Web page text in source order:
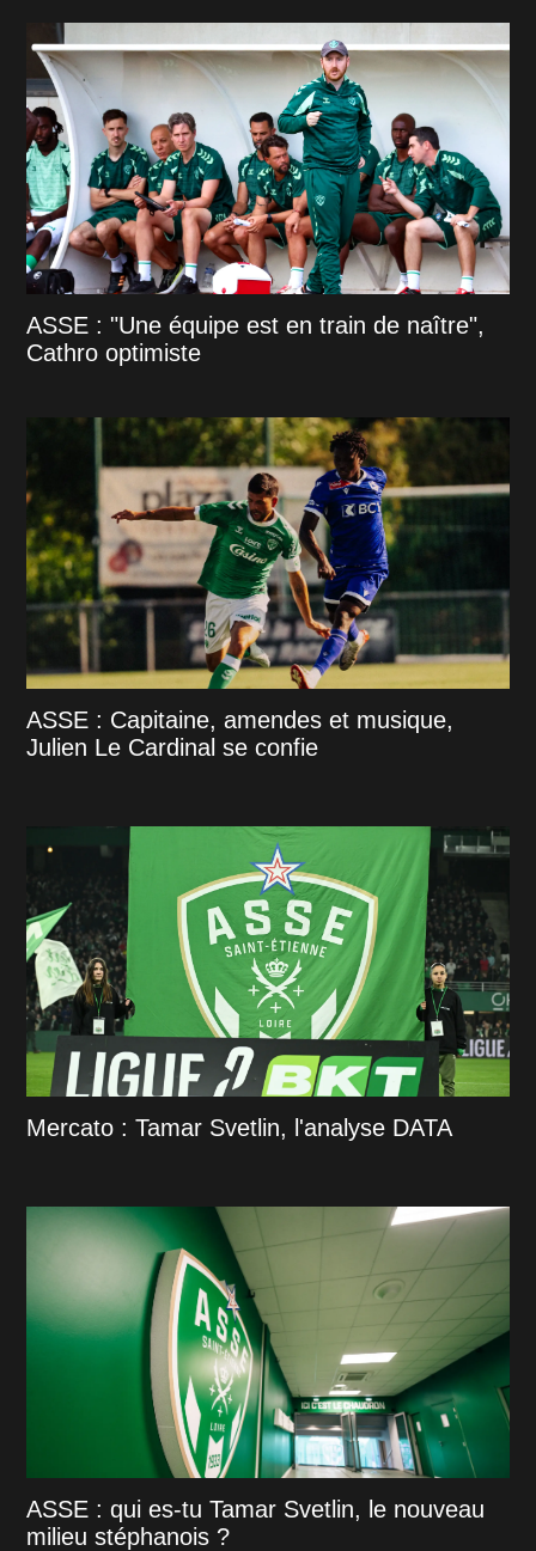
ASSE : "Une équipe est en train de naître",
Cathro optimiste
ASSE : Capitaine, amendes et musique,
Julien Le Cardinal se confie
Mercato : Tamar Svetlin, l'analyse DATA
ASSE : qui es-tu Tamar Svetlin, le nouveau
milieu stéphanois ?